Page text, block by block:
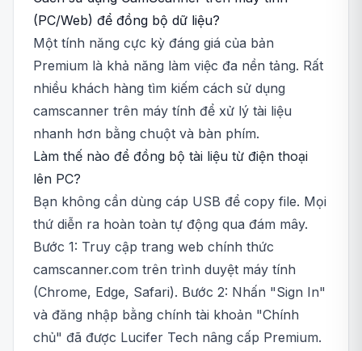
(PC/Web) để đồng bộ dữ liệu?
Một tính năng cực kỳ đáng giá của bản
Premium là khả năng làm việc đa nền tảng. Rất
nhiều khách hàng tìm kiếm cách sử dụng
camscanner trên máy tính để xử lý tài liệu
nhanh hơn bằng chuột và bàn phím.
Làm thế nào để đồng bộ tài liệu từ điện thoại
lên PC?
Bạn không cần dùng cáp USB để copy file. Mọi
thứ diễn ra hoàn toàn tự động qua đám mây.
Bước 1: Truy cập trang web chính thức
camscanner.com trên trình duyệt máy tính
(Chrome, Edge, Safari). Bước 2: Nhấn "Sign In"
và đăng nhập bằng chính tài khoản "Chính
chủ" đã được Lucifer Tech nâng cấp Premium.